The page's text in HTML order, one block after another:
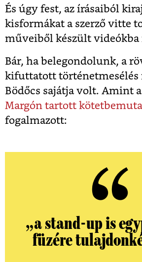
És úgy fest, az írásaiból
kisformákat a szerző vitte
műveiből készült videókba
Bár, ha belegondolunk, a
kifuttatott történetmesélés
Bödőcs sajátja volt. Amint
Margón tartott
fogalmazott:
„a stand-up is
füzére